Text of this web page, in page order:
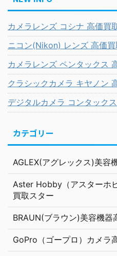
カメラレンズ コシナ 高価買
ニコン(Nikon) レンズ 高価
カメラレンズ ペンタックス
クラシックカメラ キヤノン
デジタルカメラ コンタック
カテゴリー
AGLEX(アグレックス)美容
Aster Hobby（アスターホ
買取スター
BRAUN(ブラウン)美容機器
GoPro（ゴープロ）カメラ